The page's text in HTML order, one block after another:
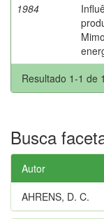
1984
Resultado 1-1 de
Busca
Autor
AHRENS, D. C.